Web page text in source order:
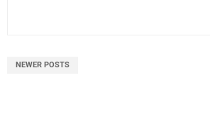
NEWER POSTS